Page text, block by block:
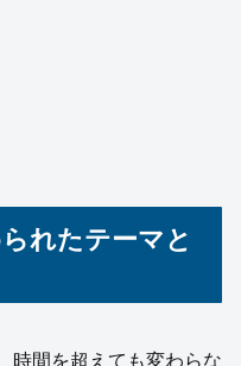
れたテーマと
時間を超えても変わらな